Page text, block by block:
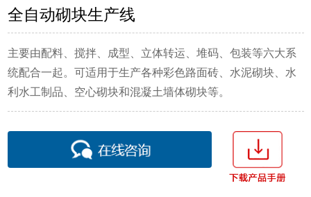
全自动砌块生产线
主要由配料、搅拌、成型、立体转运、堆码、包装等六大系
统配合一起。可适用于生产各种彩色路面砖、水泥砌块、水
利水工制品、空心砌块和混凝土墙体砌块等。